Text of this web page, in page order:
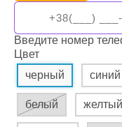
Введите номер
Цвет
черный
синий
белый желтый